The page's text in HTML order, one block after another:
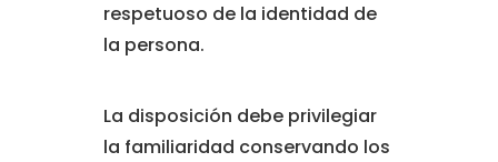
respetuoso de la identidad de
la persona.
La disposición debe privilegiar
la familiaridad conservando los